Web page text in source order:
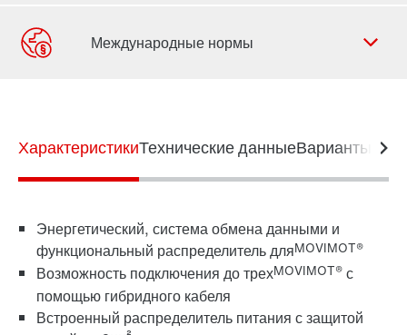
Контактная информация
ХарактеристикиТехнические данныеВарианты
Энергетический, система обмена данными и
функциональный распределитель дляMOVIMOT®
Возможность подключения до трехMOVIMOT® с
помощью гибридного кабеля
Встроенный распределитель питания с защитой